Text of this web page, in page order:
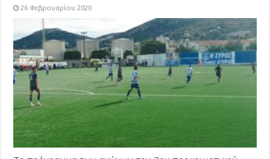
26 Φεβρουαρίου 2020